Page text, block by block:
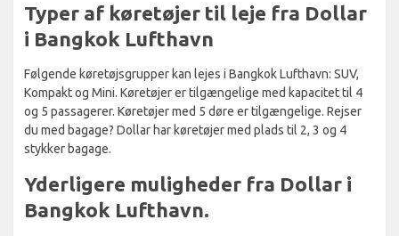
Typer af køretøjer til leje fra Dollar
i Bangkok Lufthavn
Følgende køretøjsgrupper kan lejes i Bangkok Lufthavn: SUV,
Kompakt og Mini. Køretøjer er tilgængelige med kapacitet til 4
og 5 passagerer. Køretøjer med 5 døre er tilgængelige. Rejser
du med bagage? Dollar har køretøjer med plads til 2, 3 og 4
stykker bagage.
Yderligere muligheder fra Dollar i
Bangkok Lufthavn.